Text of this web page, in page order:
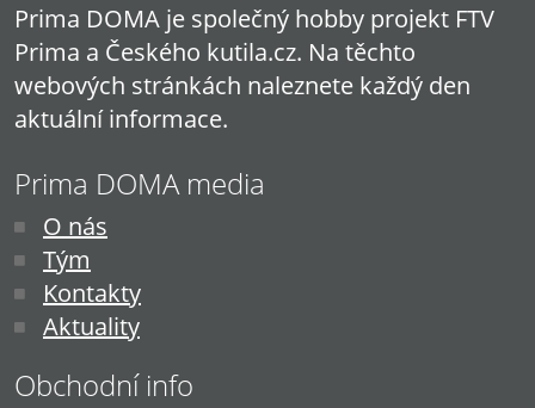
Prima DOMA je společný hobby projekt FTV
Prima a Českého kutila.cz. Na těchto
webových stránkách naleznete každý den
aktuální informace.
Prima DOMA media
O nás
Tým
Kontakty
Aktuality
Obchodní info